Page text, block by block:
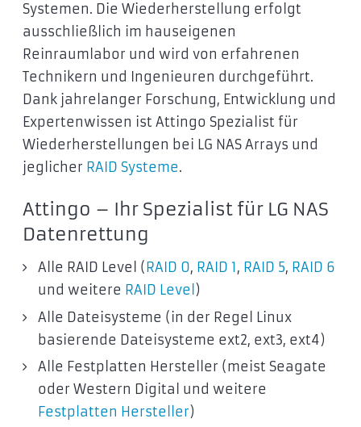
Systemen. Die Wiederherstellung erfolgt
ausschließlich im hauseigenen
Reinraumlabor und wird von erfahrenen
Technikern und Ingenieuren durchgeführt.
Dank jahrelanger Forschung, Entwicklung und
Expertenwissen ist Attingo Spezialist für
Wiederherstellungen bei LG NAS Arrays und
jeglicher RAID Systeme.
Attingo – Ihr Spezialist für LG NAS
Datenrettung
Alle RAID Level (RAID 0, RAID 1, RAID 5, RAID 6
und weitere RAID Level )
Alle Dateisysteme (in der Regel Linux
basierende Dateisysteme ext2, ext3, ext4)
Alle Festplatten Hersteller (meist Seagate
oder Western Digital und weitere
Festplatten Hersteller)